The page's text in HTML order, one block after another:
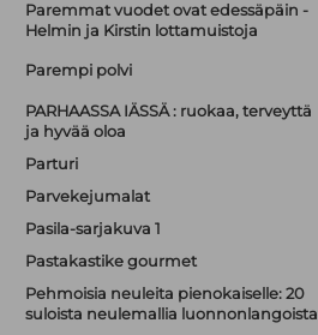
Paremmat vuodet ovat edessäpäin -
Helmin ja Kirstin lottamuistoja
Parempi polvi
PARHAASSA IÄSSÄ : ruokaa, terveyttä
ja hyvää oloa
Parturi
Parvekejumalat
Pasila-sarjakuva 1
Pastakastike gourmet
Pehmoisia neuleita pienokaiselle: 20
suloista neulemallia luonnonlangoista